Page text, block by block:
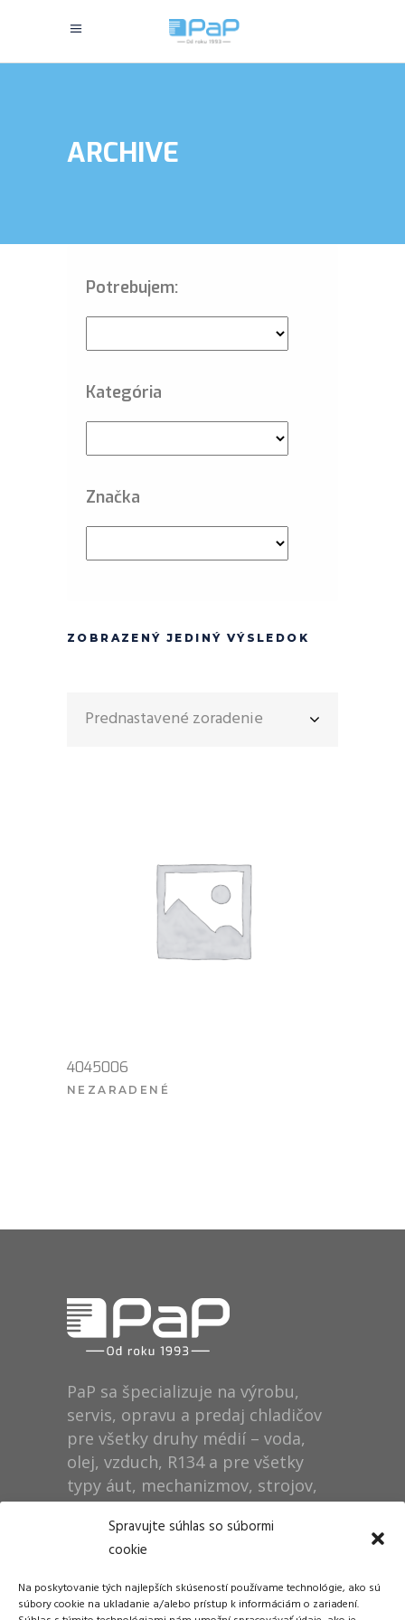
Spravujte súhlas so súbormi
cookie
Na poskytovanie tých najlepších skúseností používame technológie, ako sú
súbory cookie na ukladanie a/alebo prístup k informáciám o zariadení.
ARCHIVE
Potrebujem:
Kategória
Značka
ZOBRAZENÝ JEDINÝ VÝSLEDOK
Prednastavené zoradenie
4045006
NEZARADENÉ
PaP sa špecializuje na výrobu,
servis, opravu a predaj chladičov
pre všetky druhy médií – voda,
olej, vzduch, R134 a pre všetky
typy áut, mechanizmov, strojov,
technológií, rušňov…
Dušan Pytel P a P